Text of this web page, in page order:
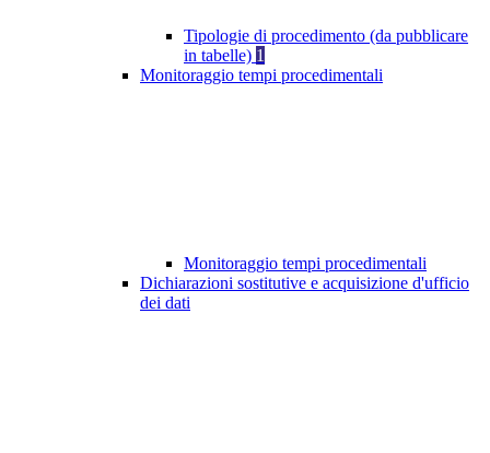
Tipologie di procedimento (da pubblicare
in tabelle) 1
Monitoraggio tempi procedimentali
Monitoraggio tempi procedimentali
Dichiarazioni sostitutive e acquisizione d'ufficio
dei dati